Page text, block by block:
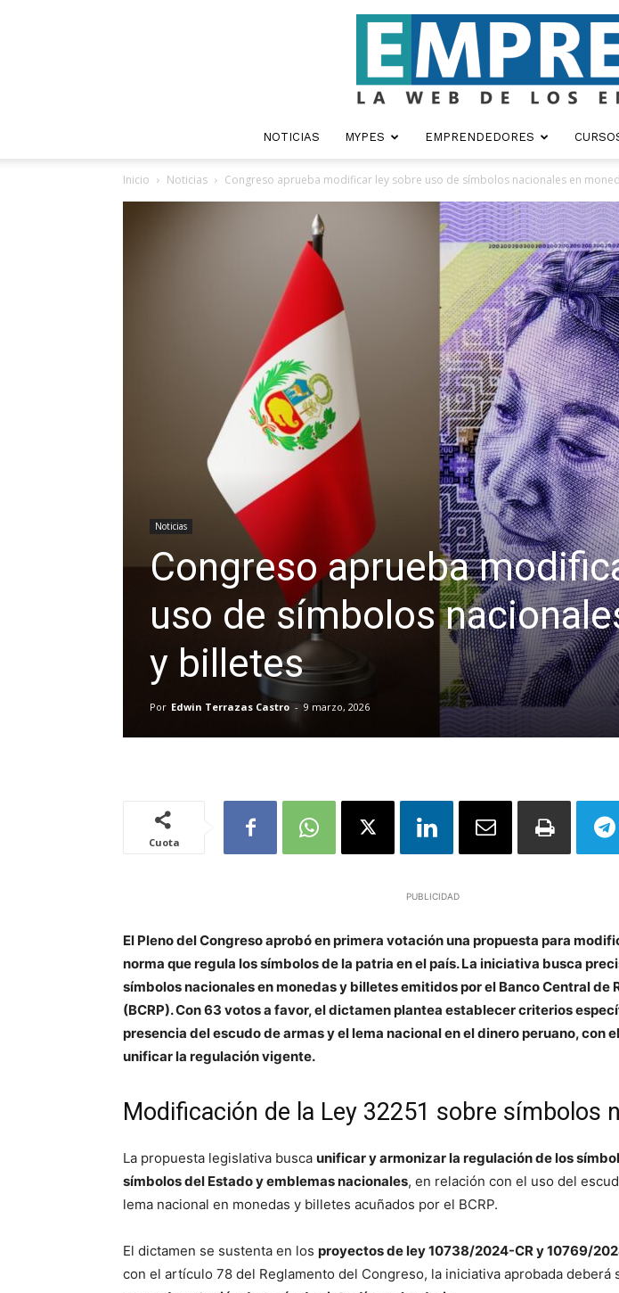
NOTICIAS MYPES EMPRENDEDORES
Inicio Noticias Congreso aprueba modificar ley sobre uso de símbolos nacionales en
Noticias
Congreso aprueba
uso de símbolos
y billetes
Por Edwin Terrazas Castro - 9 marzo, 2026
Cuota
PUBLICIDAD
El Pleno del Congreso aprobó en primera votación una propuesta para
norma que regula los símbolos de la patria en el país. La iniciativa busca
símbolos nacionales en monedas y billetes emitidos por el Banco Central de
(BCRP). Con 63 votos a favor, el dictamen plantea establecer criterios
presencia del escudo de armas y el lema nacional en el dinero peruano, con
unificar la regulación vigente.
Modificación de la Ley 32251 sobre símbolos
La propuesta legislativa busca unificar y armonizar la regulación de los
símbolos del Estado y emblemas nacionales, en relación con el uso del
lema nacional en monedas y billetes acuñados por el BCRP.
El dictamen se sustenta en los proyectos de ley 10738/2024-CR y 10769/
con el artículo 78 del Reglamento del Congreso, la iniciativa aprobada deberá